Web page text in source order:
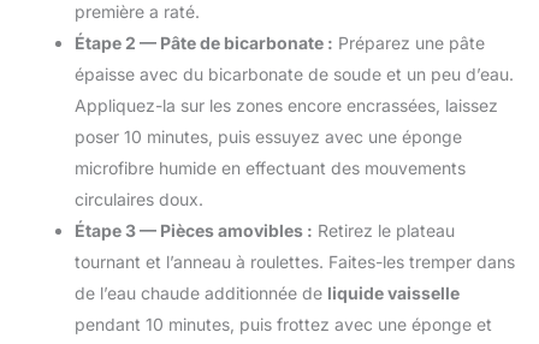
première a raté.
Étape 2 — Pâte de bicarbonate : Préparez une pâte
épaisse avec du bicarbonate de soude et un peu d’eau.
Appliquez-la sur les zones encore encrassées, laissez
poser 10 minutes, puis essuyez avec une éponge
microfibre humide en effectuant des mouvements
circulaires doux.
Étape 3 — Pièces amovibles : Retirez le plateau
tournant et l’anneau à roulettes. Faites-les tremper dans
de l’eau chaude additionnée de liquide vaisselle
pendant 10 minutes, puis frottez avec une éponge et